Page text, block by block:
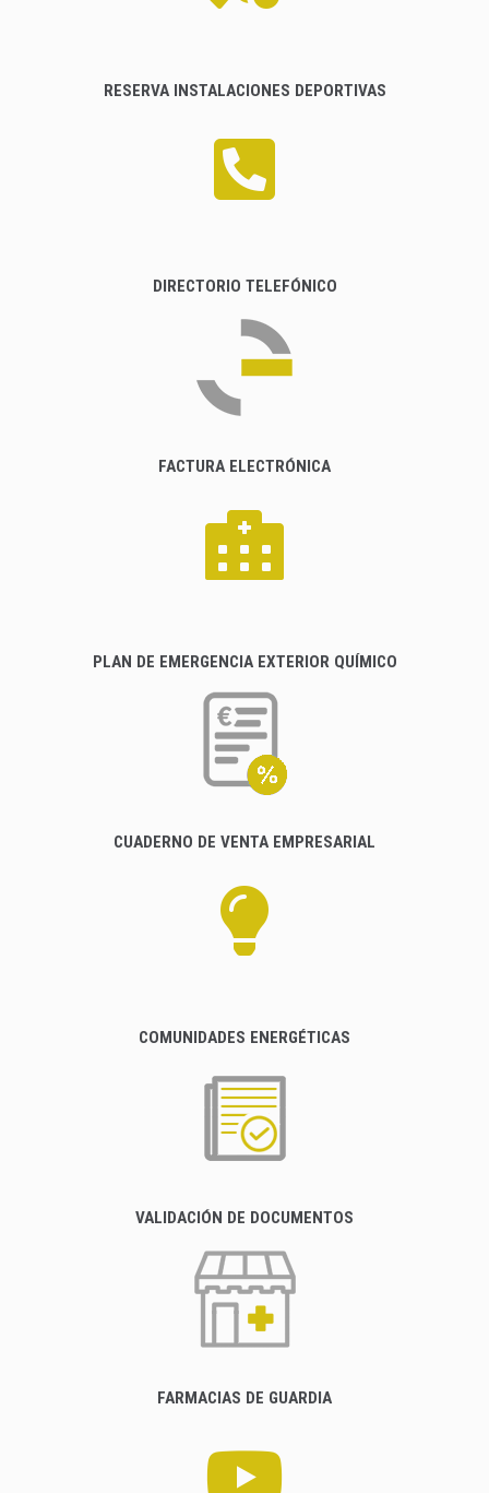
RESERVA INSTALACIONES DEPORTIVAS
DIRECTORIO TELEFÓNICO
FACTURA ELECTRÓNICA
PLAN DE EMERGENCIA EXTERIOR QUÍMICO
CUADERNO DE VENTA EMPRESARIAL
COMUNIDADES ENERGÉTICAS
VALIDACIÓN DE DOCUMENTOS
FARMACIAS DE GUARDIA